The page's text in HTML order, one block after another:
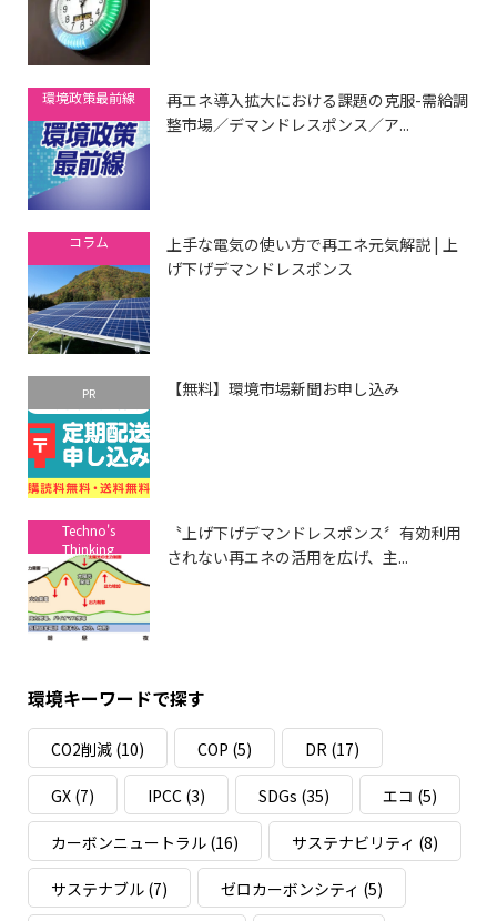
環境政策最前線
再エネ導入拡大における課題の克服-需給調
整市場／デマンドレスポンス／ア...
コラム
上手な電気の使い方で再エネ元気解説 | 上
げ下げデマンドレスポンス
PR 【無料】環境市場新聞お申し込み
Techno's
Thinking
〝上げ下げデマンドレスポンス〞有効利用
されない再エネの活用を広げ、主...
環境キーワードで探す
CO2削減(10) COP (5) DR (17)
GX(7) IPCC(3) SDGs (35) エコ (5)
カーボンニュートラル(16) サステナビリティ (8)
サステナブル(7) ゼロカーボンシティ (5)